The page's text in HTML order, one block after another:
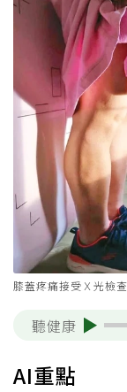
膝蓋疼痛接受Ｘ光檢
聽健康
AI重點